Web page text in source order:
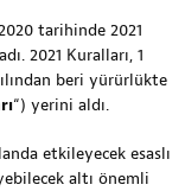
tarihinde 2021
2021 Kuralları, 1
beri yürürlükte
“) yerini aldı.
etkileyecek esaslı
altı önemli